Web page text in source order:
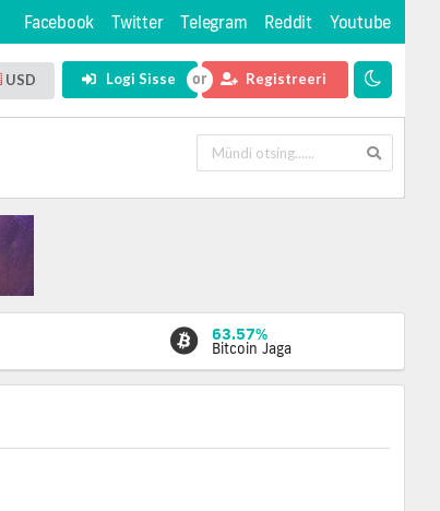
Facebook Twitter Telegram Reddit Youtube
USD Logi Sisse Registreeri
63.57%
Bitcoin Jaga